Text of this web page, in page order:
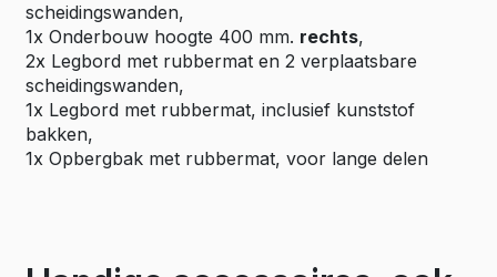
scheidingswanden,
1x Onderbouw hoogte 400 mm. rechts,
2x Legbord met rubbermat en 2 verplaatsbare
scheidingswanden,
1x Legbord met rubbermat, inclusief kunststof
bakken,
1x Opbergbak met rubbermat, voor lange delen